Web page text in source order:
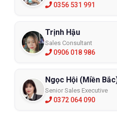
0356 531 991
Trịnh Hậu
Sales Consultant
0906 018 986
Ngọc Hội (Miền
Senior Sales Executive
0372 064 090